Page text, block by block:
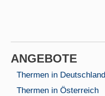
AN­GEBOTE
Thermen in Deutschland
Thermen in Österreich